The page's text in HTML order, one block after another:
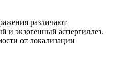
различают
и экзогенный аспергиллез.
от локализации